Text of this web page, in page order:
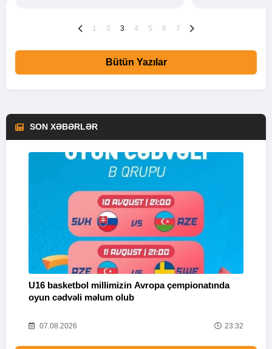
1 2 3 4 5 6 7
Bütün Yazılar
SON XƏBƏRLƏR
U16 basketbol millimizin Avropa çempionatında
oyun cədvəli məlum olub
07.08.2026 23:32